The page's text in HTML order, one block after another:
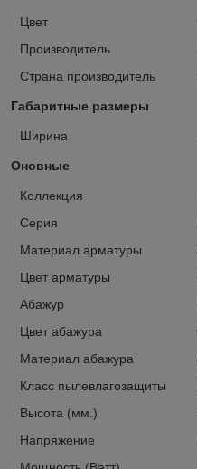
Цвет
Производитель
Страна производитель
Габаритные размеры
Ширина
Оновные
Коллекция
Серия
Материал арматуры
Цвет арматуры
Абажур
Цвет абажура
Материал абажура
Класс пылевлагозащиты
Высота (мм.)
Напряжение